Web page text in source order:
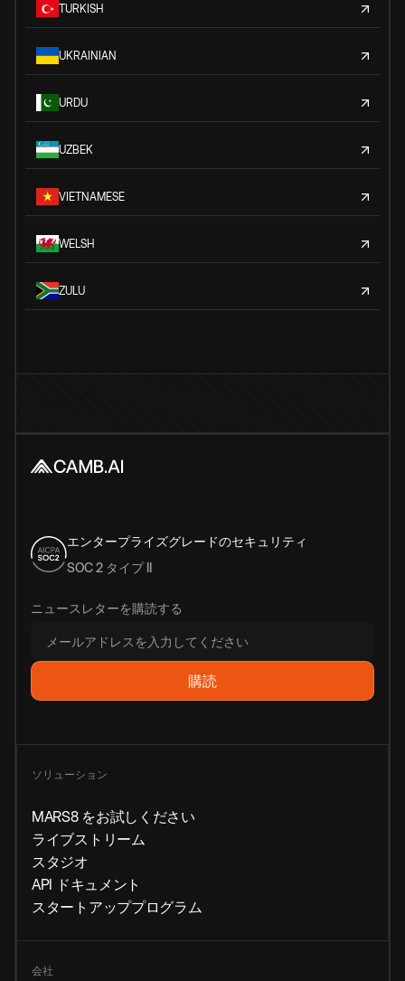
TURKISH
UKRAINIAN
URDU
UZBEK
VIETNAMESE
WELSH
ZULU
エンタープライズグレードのセキュリティ
SOC 2 タイプ II
ニュースレターを購読する
ソリューション
MARS8 をお試しください
ライブストリーム
スタジオ
API ドキュメント
スタートアッププログラム
会社